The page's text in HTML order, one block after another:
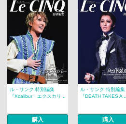
ル・サンク 特別編集
『Xcalibur エクスカリ...
購入
ル・サンク 特別編集
『DEATH TAKES A ...
購入